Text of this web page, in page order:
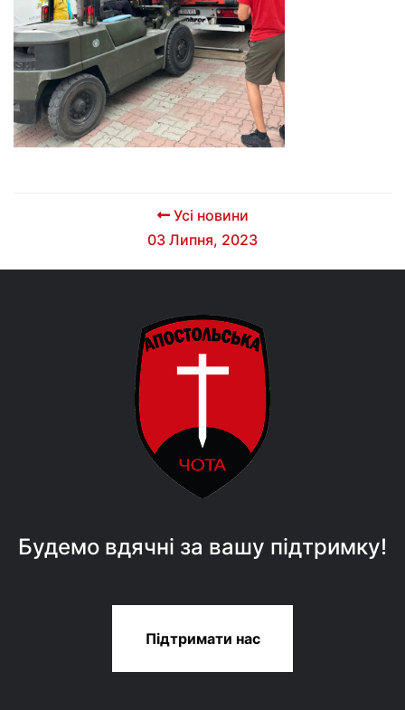
Усі новини
03 Липня, 2023
Будемо вдячні за вашу підтримку!
Підтримати нас